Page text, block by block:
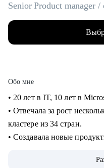
Senior Product manager
Обо мне
• 20 лет в IT, 10 лет в
• Отвечала за рост
кластере из 34 стран.
• Создавала новые
• Управляла портфелем из